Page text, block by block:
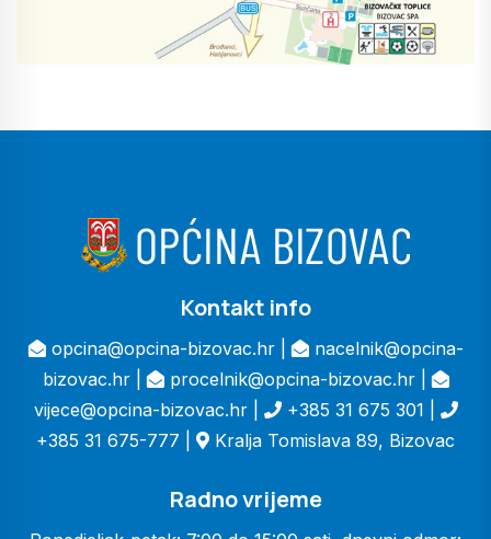
Kontakt info
opcina@opcina-bizovac.hr |
nacelnik@opcina-
bizovac.hr |
procelnik@opcina-bizovac.hr |
vijece@opcina-bizovac.hr |
+385 31 675 301 |
+385 31 675-777 |
Kralja Tomislava 89, Bizovac
Radno vrijeme